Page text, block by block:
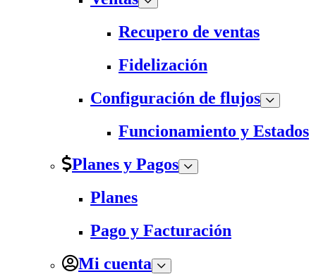
Recupero de ventas
Fidelización
Configuración de flujos
Funcionamiento y Estados
Planes y Pagos
Planes
Pago y Facturación
Mi cuenta